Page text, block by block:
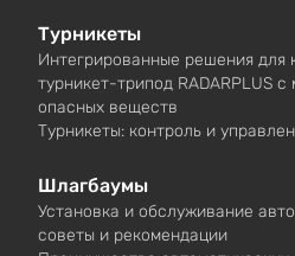
Турникеты
Интегрированные решения для
турникет-трипод RADARPLUS
опасных веществ
Турникеты: контроль и
Шлагбаумы
Установка и обслуживание
советы и рекомендации